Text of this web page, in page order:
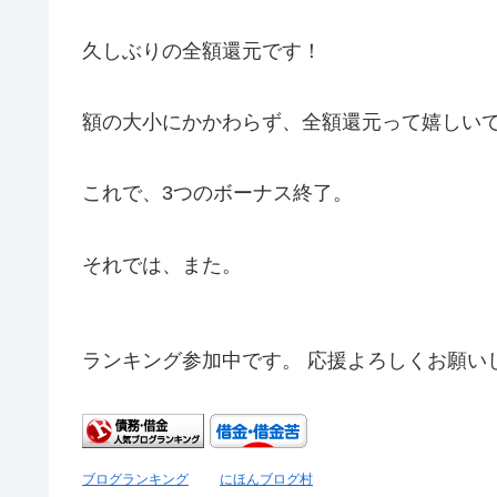
久しぶりの全額還元です！
額の大小にかかわらず、全額還元って嬉しい
これで、3つのボーナス終了。
それでは、また。
ランキング参加中です。 応援よろしくお願い
ブログランキング にほんブログ村